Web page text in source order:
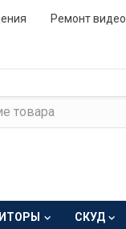
Ремонт
СКУД